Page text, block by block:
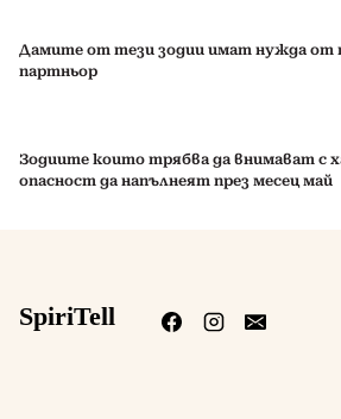
Дамите от тези зодии имат нужда от
партньор
Зодиите които трябва да внимават с
опасност да напълнеят през месец май
SpiriTell